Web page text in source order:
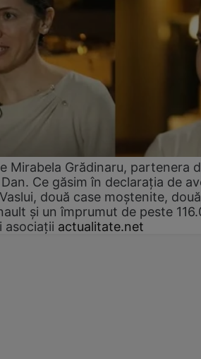
Mirabela Grădinaru, partenera
Ce găsim în declarația de
două case moștenite, două
și un împrumut de peste
asociații actualitate.net